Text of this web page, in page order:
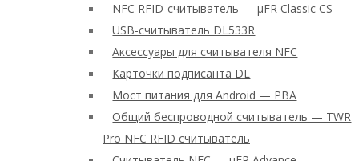
NFC RFID-считыватель — μFR Classic CS
USB-считыватель DL533R
Аксессуары для считывателя NFC
Карточки подписанта DL
Мост питания для Android — PBA
Общий беспроводной считыватель — TWR
Pro NFC RFID считыватель